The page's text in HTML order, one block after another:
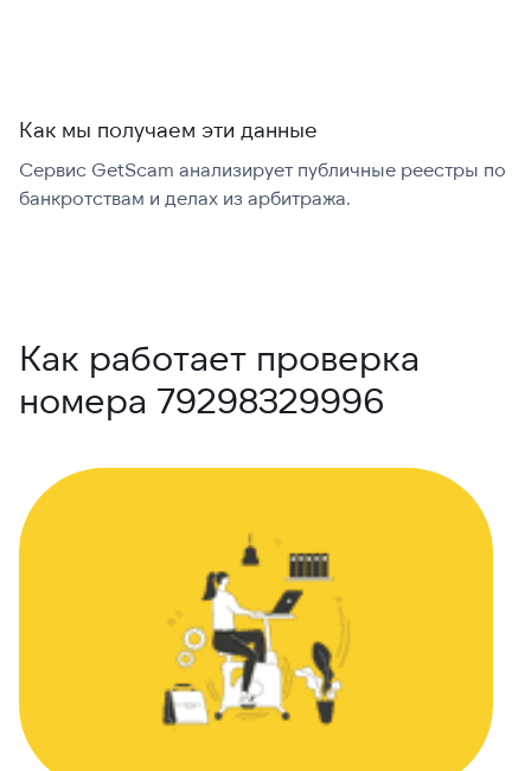
Как мы получаем эти данные
Сервис GetScam анализирует публичные реестры по
банкротствам и делах из арбитража.
Как работает проверка
номера 79298329996